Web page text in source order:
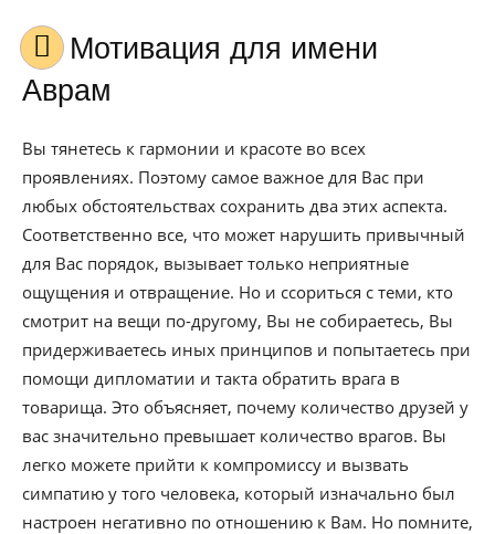
Мотивация для имени
Аврам
Вы тянетесь к гармонии и красоте во всех
проявлениях. Поэтому самое важное для Вас при
любых обстоятельствах сохранить два этих аспекта.
Соответственно все, что может нарушить привычный
для Вас порядок, вызывает только неприятные
ощущения и отвращение. Но и ссориться с теми, кто
смотрит на вещи по-другому, Вы не собираетесь, Вы
придерживаетесь иных принципов и попытаетесь при
помощи дипломатии и такта обратить врага в
товарища. Это объясняет, почему количество друзей у
вас значительно превышает количество врагов. Вы
легко можете прийти к компромиссу и вызвать
симпатию у того человека, который изначально был
настроен негативно по отношению к Вам. Но помните,